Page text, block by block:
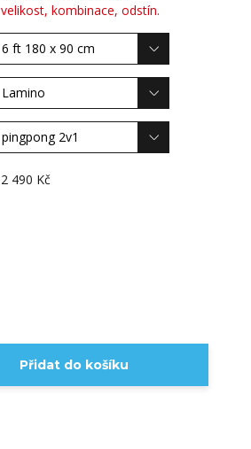
velikost, kombinace, odstín.
2 490 Kč
Přidat do košíku